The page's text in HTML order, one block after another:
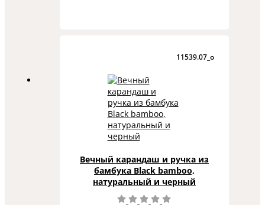
11539.07_o
Вечный карандаш и ручка из
бамбука Black bamboo,
натуральный и черный